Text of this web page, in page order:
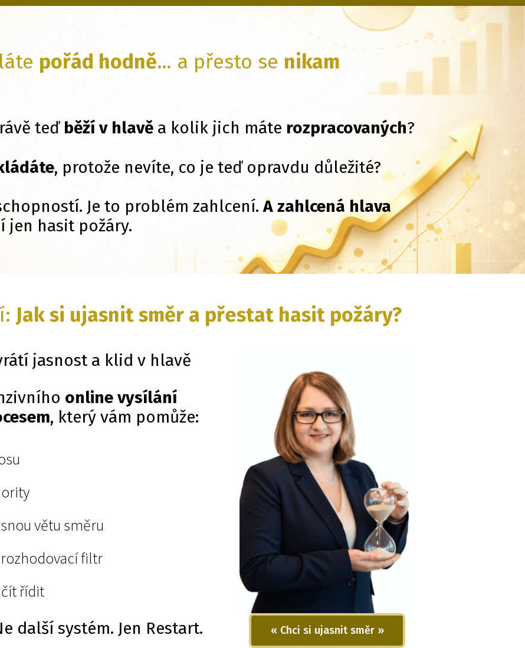
pořád hodně… a přesto se nikam
teď běží v hlavě a kolik jich máte rozpracovaných?
, protože nevíte, co je teď opravdu důležité?
Je to problém zahlcení.A zahlcená hlava
jen hasit požáry.
Jak si ujasnit směr a přestat hasit požáry?
jasnost a klid v hlavě
online vysílání
, který vám pomůže:
větu směru
filtr
řídit
další systém. Jen Restart. « Chci si ujasnit směr »